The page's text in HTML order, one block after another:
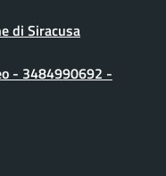
di Siracusa
- 3484990692 -